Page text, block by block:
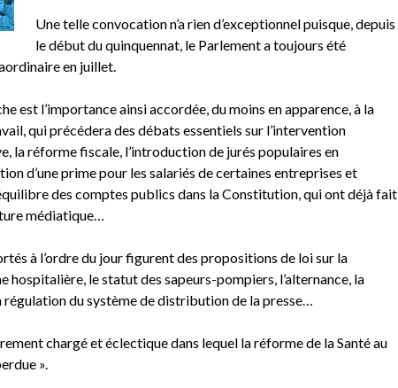
Une telle convocation n’a rien d’exceptionnel puisque, depuis
le début du quinquennat, le Parlement a toujours été
en juillet.
est l’importance ainsi accordée, du moins en apparence, à la
qui précédera des débats essentiels sur l’intervention
la réforme fiscale, l’introduction de jurés populaires en
d’une prime pour les salariés de certaines entreprises et
des comptes publics dans la Constitution, qui ont déjà fait
médiatique…
à l’ordre du jour figurent des propositions de loi sur la
le statut des sapeurs-pompiers, l’alternance, la
du système de distribution de la presse…
chargé et éclectique dans lequel la réforme de la Santé au
».